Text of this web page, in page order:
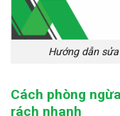
Hướng dẫn
Cách phòng
rách nhanh